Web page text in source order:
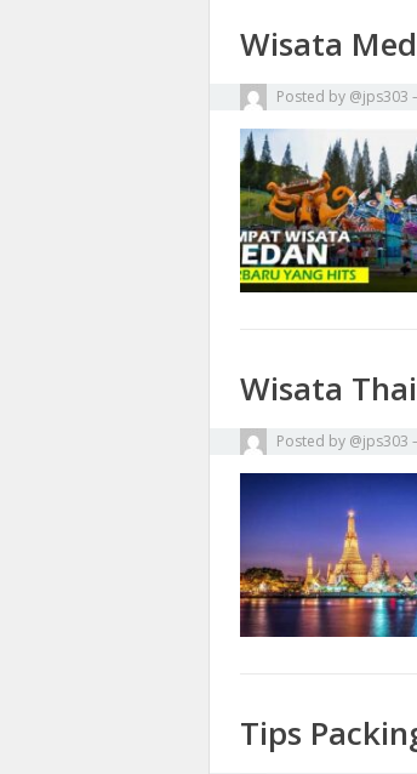
Wisata
Posted by @jps303
Wisata
Posted by @jps303
Tips